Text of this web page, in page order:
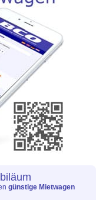
günstige Mietwagen